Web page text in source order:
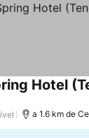
a 1.6 km de